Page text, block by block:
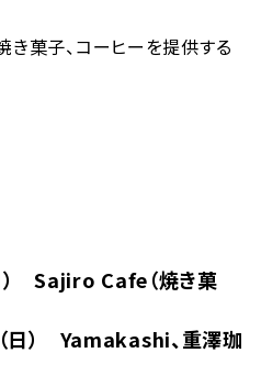
菓子、コーヒーを提供する
） Sajiro Cafe（焼き菓
日） Yamakashi、重澤珈